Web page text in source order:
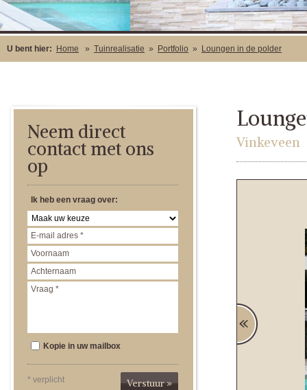
U bent hier: Home » Tuinrealisatie » Portfolio » Loungen in de polder
Neem direct
contact met ons
op
Ik heb een vraag over:
Kopie in uw mailbox
* verplicht Verstuur »
Vinkeveen